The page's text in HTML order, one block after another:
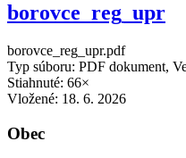
borovce_reg_upr
borovce_reg_upr.pdf
Typ súboru: PDF dokument,
Stiahnuté: 66×
Vložené: 18. 6. 2026
Obec